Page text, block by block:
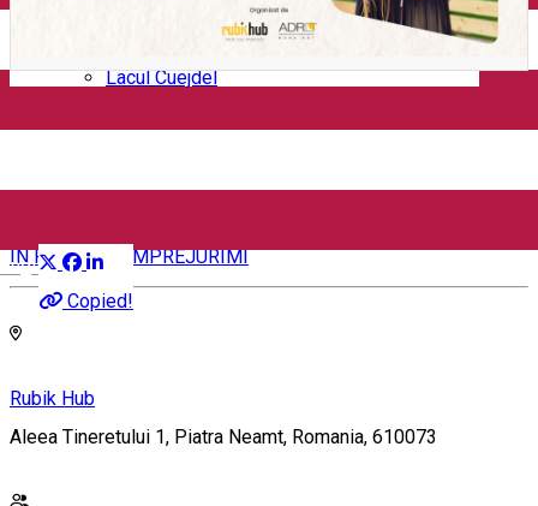
English
Mănăstirea Bistrița
Lacul Izvorul Muntelui
Casa memorială „Ion Creangă” din Humuleşti
Lacul Cuejdel
Copied!
ÎN PIATRA ȘI ÎMPREJURIMI
Rubik Hub
Aleea Tineretului 1, Piatra Neamt, Romania, 610073